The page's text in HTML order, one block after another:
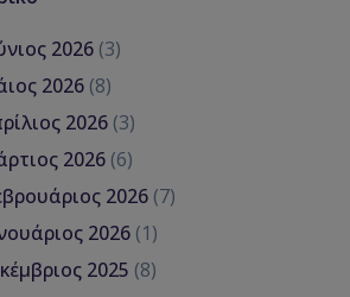
2026 (3)
2026 (8)
2026 (3)
2026 (6)
2026 (7)
2026 (1)
2025 (8)